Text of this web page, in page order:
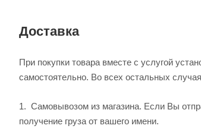
Доставка
При покупки товара вместе с услугой
самостоятельно. Во всех остальных
1. Самовывозом из магазина. Если Вы
получение груза от вашего имени.